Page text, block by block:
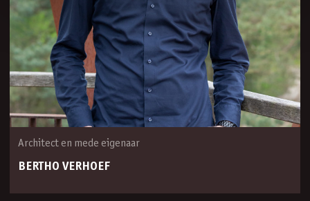
Architect en mede eigenaar
BERTHO VERHOEF